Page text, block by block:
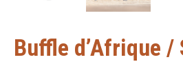
Buffle d’Afrique /